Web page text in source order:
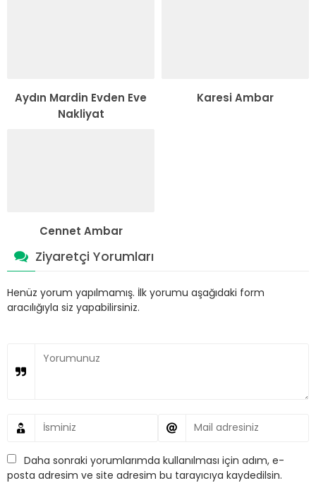
Aydın Mardin Evden Eve
Nakliyat
Karesi Ambar
Cennet Ambar
Ziyaretçi Yorumları
Henüz yorum yapılmamış. İlk yorumu aşağıdaki form
aracılığıyla siz yapabilirsiniz.
Daha sonraki yorumlarımda kullanılması için adım, e-
posta adresim ve site adresim bu tarayıcıya kaydedilsin.